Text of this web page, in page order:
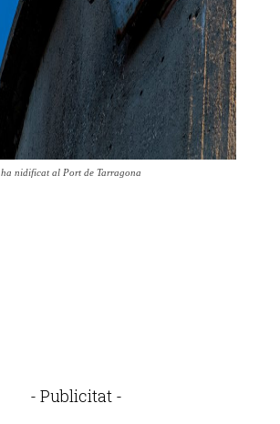
nidificat al Port de Tarragona
- Publicitat -